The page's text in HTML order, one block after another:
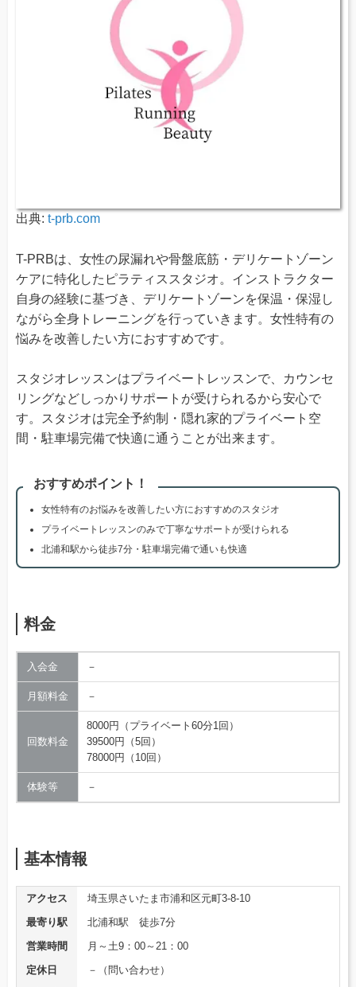
出典: t-prb.com
T-PRBは、女性の尿漏れや骨盤底筋・デリケートゾーン
ケアに特化したピラティススタジオ。インストラクター
自身の経験に基づき、デリケートゾーンを保温・保湿し
ながら全身トレーニングを行っていきます。女性特有の
悩みを改善したい方におすすめです。
スタジオレッスンはプライベートレッスンで、カウンセ
リングなどしっかりサポートが受けられるから安心で
す。スタジオは完全予約制・隠れ家的プライベート空
間・駐車場完備で快適に通うことが出来ます。
おすすめポイント！
女性特有のお悩みを改善したい方におすすめのスタジオ
プライベートレッスンのみで丁寧なサポートが受けられる
北浦和駅から徒歩7分・駐車場完備で通いも快適
料金
入会金 －
月額料金 －
回数料金
8000円（プライベート60分1回）
39500円（5回）
78000円（10回）
体験等 －
基本情報
アクセス
埼玉県さいたま市浦和区元町3-8-10
最寄り駅
北浦和駅 徒歩7分
営業時間
月～土9：00～21：00
定休日
－（問い合わせ）